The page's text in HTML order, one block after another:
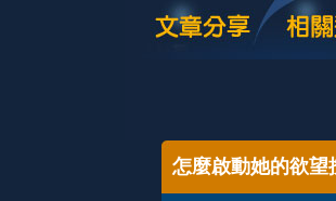
怎麼啟動她的欲望